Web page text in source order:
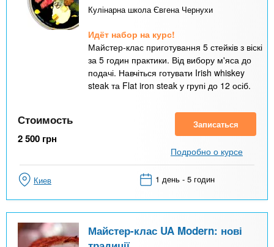
Кулінарна школа Євгена Чернухи
Идёт набор на курс!
Майстер-клас приготування 5 стейків з віскі
за 5 годин практики. Від вибору м'яса до
подачі. Навчіться готувати Irish whiskey
steak та Flat iron steak у групі до 12 осіб.
Стоимость
2 500 грн
Записаться
Подробно о курсе
Киев 1 день - 5 годин
Майстер-клас UA Modern: нові